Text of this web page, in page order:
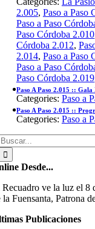
2.005, Paso a Paso
Paso a Paso
Paso Córdoba 2.010
Córdoba 2.012,
2.014, Paso a Paso
Paso a Paso
Paso Córdoba 2.019
Paso A Paso 2.015 ::
Categories: Paso a
Paso A Paso 2.015 ::
Categories: Paso a
Desde...
ve la luz el 8
la Fuensanta, Patrona
Publicaciones